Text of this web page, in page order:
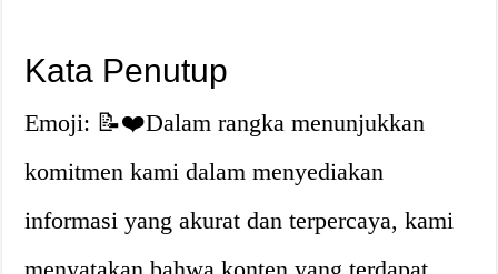
Kata Penutup
Emoji: 📝❤️Dalam rangka menunjukkan
komitmen kami dalam menyediakan
informasi yang akurat dan terpercaya, kami